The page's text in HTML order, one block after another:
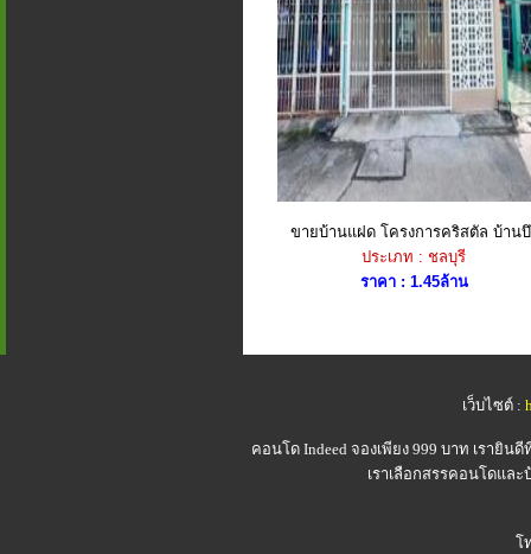
ขายบ้านแฝด โครงการคริสตัล บ้านบึ
ประเภท : ชลบุรี
ราคา : 1.45ล้าน
เว็บไซต์ :
คอนโด Indeedจองเพียง 999 บาท เรายิน
เราเลือกสรรคอนโดแล
โ